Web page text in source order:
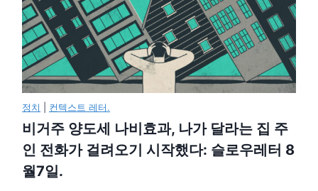
정치 컨텍스트 레터.
비거주 양도세 나비효과, 나가 달라는 집 주
인 전화가 걸려오기 시작했다: 슬로우레터 8
월7일.